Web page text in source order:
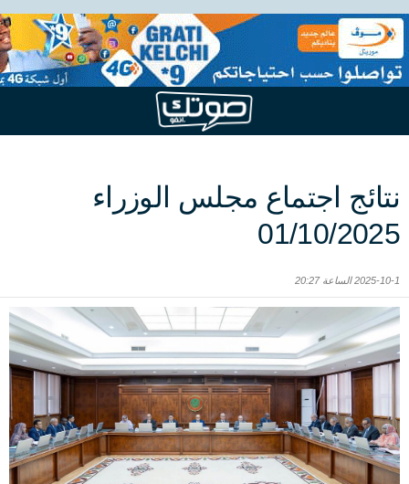
نتائج اجتماع مجلس الوزراء
01/10/2025
2025-10-1 الساعة 20:27